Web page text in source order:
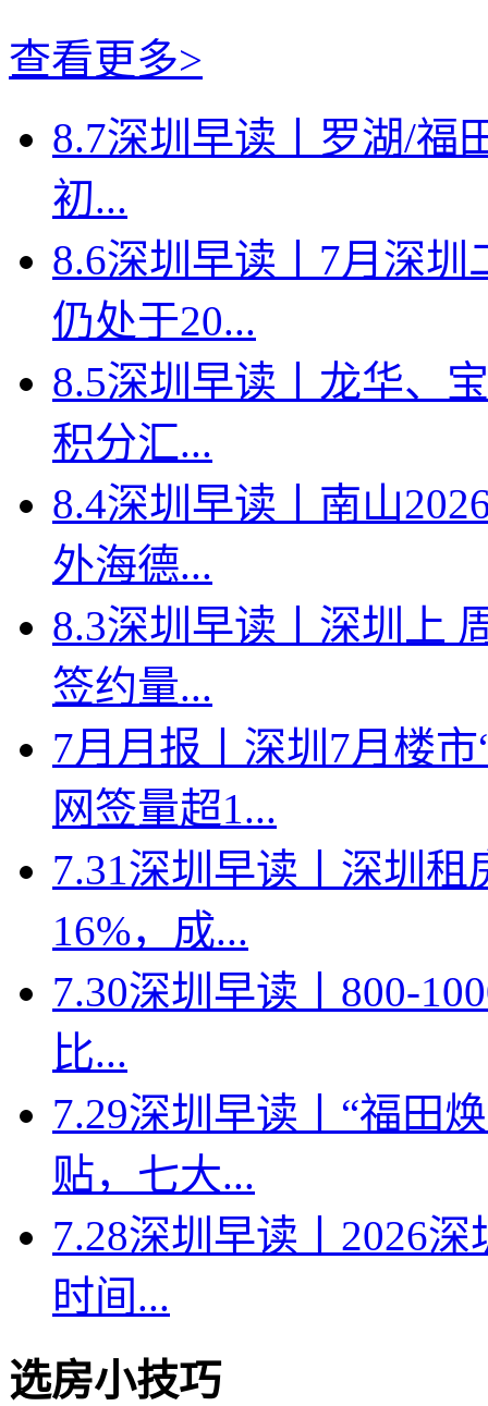
查看更多>
8.7深圳早读丨罗湖/福
初...
8.6深圳早读丨7月深
仍处于20...
8.5深圳早读丨龙华、
积分汇...
8.4深圳早读丨南山
外海德...
8.3深圳早读丨深圳上
签约量...
7月月报丨深圳7月楼
网签量超1...
7.31深圳早读丨深圳
16%，成...
7.30深圳早读丨800-
比...
7.29深圳早读丨“福田
贴，七大...
7.28深圳早读丨2026
时间...
选房小技巧